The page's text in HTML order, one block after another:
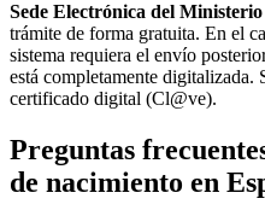
Sede Electrónica del
trámite de forma gratuita. En el
sistema requiera el envío
está completamente digitalizada.
certificado digital (Cl@ve).
Preguntas
de nacimiento en